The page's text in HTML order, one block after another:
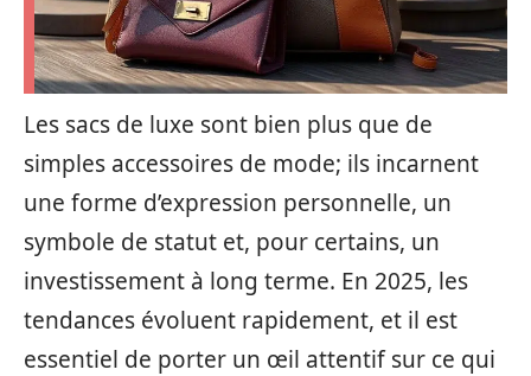
Les sacs de luxe sont bien plus que de
simples accessoires de mode; ils incarnent
une forme d’expression personnelle, un
symbole de statut et, pour certains, un
investissement à long terme. En 2025, les
tendances évoluent rapidement, et il est
essentiel de porter un œil attentif sur ce qui